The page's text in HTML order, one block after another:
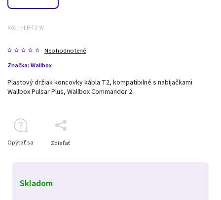
Kód: HLD-T2-W
Neohodnotené
Značka: Wallbox
Skladom
Plastový držiak koncovky kábla T2, kompatibilné s nabíjačkami
Wallbox Pulsar Plus, Wallbox Commander 2
Opýtať sa Zdieľať